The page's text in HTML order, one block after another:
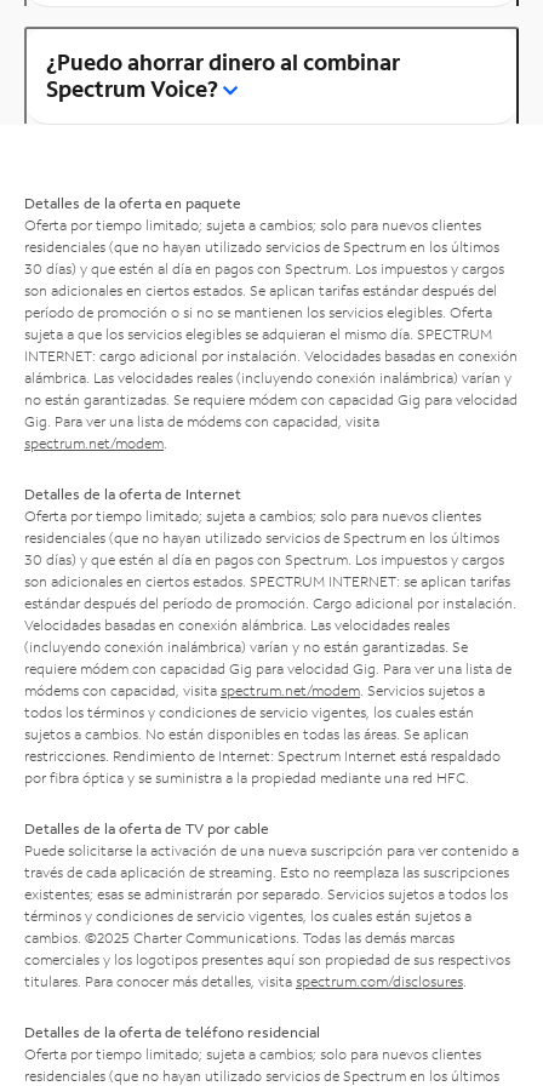
¿Puedo ahorrar dinero al combinar
Spectrum Voice?
Detalles de la oferta en paquete
Oferta por tiempo limitado; sujeta a cambios; solo para nuevos clientes
residenciales (que no hayan utilizado servicios de Spectrum en los últimos
30 días) y que estén al día en pagos con Spectrum. Los impuestos y cargos
son adicionales en ciertos estados. Se aplican tarifas estándar después del
período de promoción o si no se mantienen los servicios elegibles. Oferta
sujeta a que los servicios elegibles se adquieran el mismo día. SPECTRUM
INTERNET: cargo adicional por instalación. Velocidades basadas en conexión
alámbrica. Las velocidades reales (incluyendo conexión inalámbrica) varían y
no están garantizadas. Se requiere módem con capacidad Gig para velocidad
Gig. Para ver una lista de módems con capacidad, visita
spectrum.net/modem
Detalles de la oferta de Internet
Oferta por tiempo limitado; sujeta a cambios; solo para nuevos clientes
residenciales (que no hayan utilizado servicios de Spectrum en los últimos
30 días) y que estén al día en pagos con Spectrum. Los impuestos y cargos
son adicionales en ciertos estados. SPECTRUM INTERNET: se aplican tarifas
estándar después del período de promoción. Cargo adicional por instalación.
Velocidades basadas en conexión alámbrica. Las velocidades reales
(incluyendo conexión inalámbrica) varían y no están garantizadas. Se
requiere módem con capacidad Gig para velocidad Gig. Para ver una lista de
módems con capacidad, visita spectrum.net/modem . Servicios sujetos a
todos los términos y condiciones de servicio vigentes, los cuales están
sujetos a cambios. No están disponibles en todas las áreas. Se aplican
restricciones. Rendimiento de Internet: Spectrum Internet está respaldado
por fibra óptica y se suministra a la propiedad mediante una red HFC.
Detalles de la oferta de TV por cable
Puede solicitarse la activación de una nueva suscripción para ver contenido a
través de cada aplicación de streaming. Esto no reemplaza las suscripciones
existentes; esas se administrarán por separado. Servicios sujetos a todos los
términos y condiciones de servicio vigentes, los cuales están sujetos a
cambios. ©2025 Charter Communications. Todas las demás marcas
comerciales y los logotipos presentes aquí son propiedad de sus respectivos
titulares. Para conocer más detalles, visita spectrum.com/disclosures
Detalles de la oferta de teléfono residencial
Oferta por tiempo limitado; sujeta a cambios; solo para nuevos clientes
residenciales (que no hayan utilizado servicios de Spectrum en los últimos